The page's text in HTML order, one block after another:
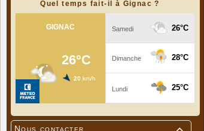
Quel temps fait-il à Gignac ?
Nous contacter